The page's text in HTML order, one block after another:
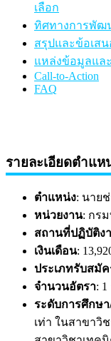
เลือก
ทิศทางการพัฒ
สรุปและข้อเส
แหล่งข้อมูลแล
Call-to-Action
FAQ
รายละเอียดตำแห
ตำแหน่ง: นาย
หน่วยงาน: กร
สถานที่ปฏิบัติง
เงินเดือน:
ประเภทรับสมั
จำนวนอัตรา:
ระดับการศึกษ
เท่า ในสาขาวิ